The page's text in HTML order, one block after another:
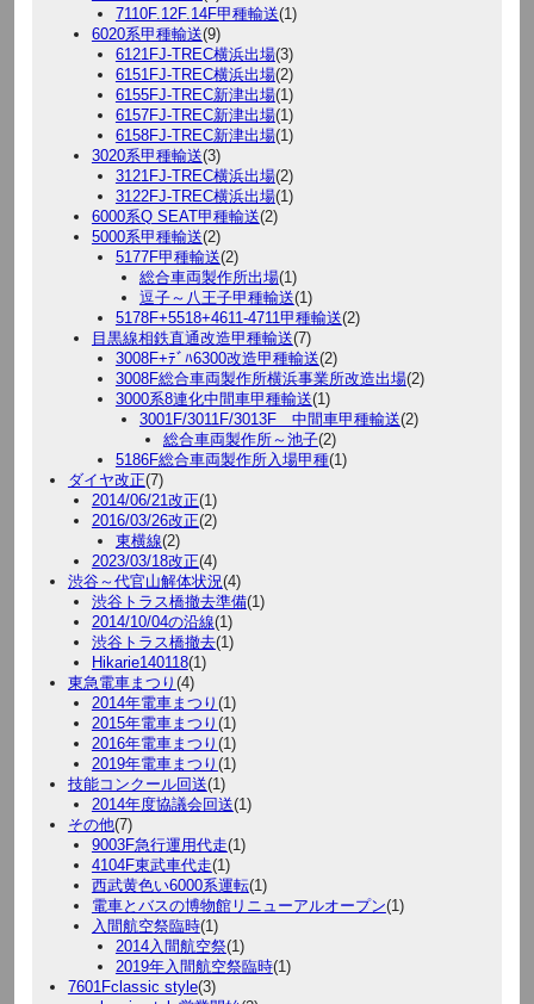
7110F.12F.14F甲種輸送(1)
6020系甲種輸送(9)
6121FJ-TREC横浜出場(3)
6151FJ-TREC横浜出場(2)
6155FJ-TREC新津出場(1)
6157FJ-TREC新津出場(1)
6158FJ-TREC新津出場(1)
3020系甲種輸送(3)
3121FJ-TREC横浜出場(2)
3122FJ-TREC横浜出場(1)
6000系Q SEAT甲種輸送(2)
5000系甲種輸送(2)
5177F甲種輸送(2)
総合車両製作所出場(1)
逗子～八王子甲種輸送(1)
5178F+5518+4611-4711甲種輸送(2)
目黒線相鉄直通改造甲種輸送(7)
3008F+ﾃﾞﾊ6300改造甲種輸送(2)
3008F総合車両製作所横浜事業所改造出場(2)
3000系8連化中間車甲種輸送(1)
3001F/3011F/3013F 中間車甲種輸送(2)
総合車両製作所～池子(2)
5186F総合車両製作所入場甲種(1)
ダイヤ改正(7)
2014/06/21改正(1)
2016/03/26改正(2)
東横線(2)
2023/03/18改正(4)
渋谷～代官山解体状況(4)
渋谷トラス橋撤去準備(1)
2014/10/04の沿線(1)
渋谷トラス橋撤去(1)
Hikarie140118(1)
東急電車まつり (4)
2014年電車まつり (1)
2015年電車まつり (1)
2016年電車まつり (1)
2019年電車まつり (1)
技能コンクール回送(1)
2014年度協議会回送(1)
その他(7)
9003F急行運用代走(1)
4104F東武車代走(1)
西武黄色い6000系運転(1)
電車とバスの博物館リニューアルオープン(1)
入間航空祭臨時(1)
2014入間航空祭(1)
2019年入間航空祭臨時(1)
7601Fclassic style(3)